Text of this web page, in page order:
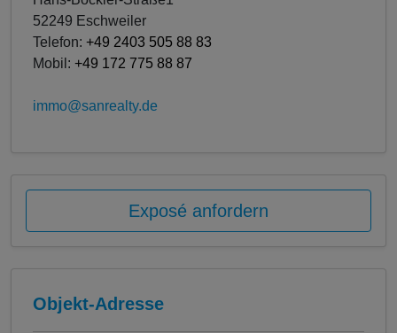
52249 Eschweiler
Telefon: +49 2403 505 88 83
Mobil: +49 172 775 88 87
immo@sanrealty.de
Exposé anfordern
Objekt-Adresse